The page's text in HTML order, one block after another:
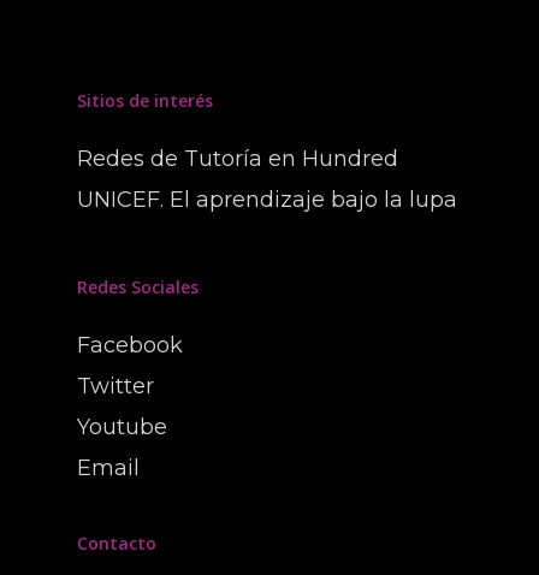
Sitios de interés
Redes de Tutoría en Hundred
UNICEF. El aprendizaje bajo la lupa
Redes Sociales
Facebook
Twitter
Youtube
Email
Contacto